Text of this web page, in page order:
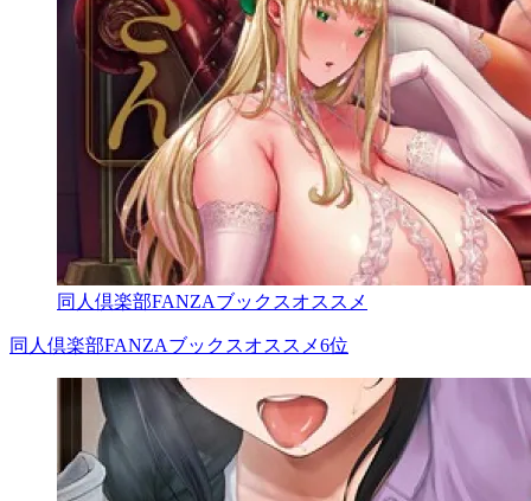
同人倶楽部FANZAブックスオススメ
同人倶楽部FANZAブックスオススメ6位